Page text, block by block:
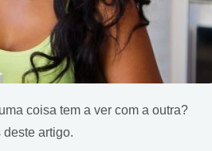
coisa tem a ver com a outra?
artigo.